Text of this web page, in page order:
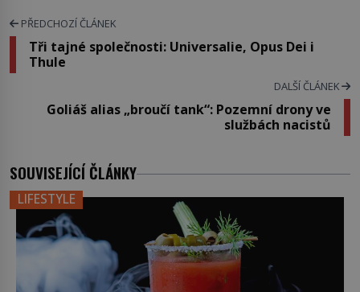
PŘEDCHOZÍ ČLÁNEK
Tři tajné společnosti: Universalie, Opus Dei i
Thule
DALŠÍ ČLÁNEK
Goliáš alias „broučí tank“: Pozemní drony ve
službách nacistů
SOUVISEJÍCÍ ČLÁNKY
LIFESTYLE